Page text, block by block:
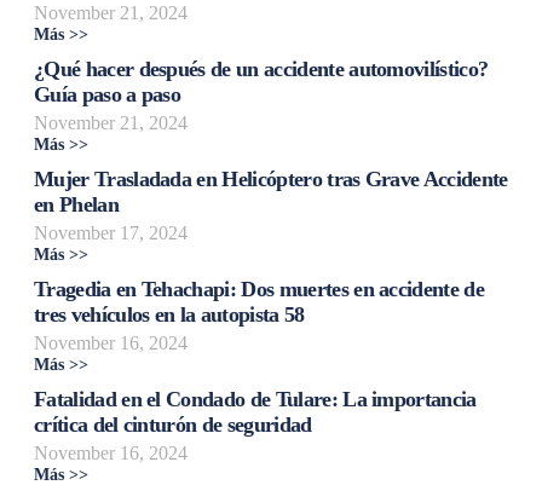
November 21, 2024
Más >>
¿Qué hacer después de un accidente automovilístico?
Guía paso a paso
November 21, 2024
Más >>
Mujer Trasladada en Helicóptero tras Grave Accidente
en Phelan
November 17, 2024
Más >>
Tragedia en Tehachapi: Dos muertes en accidente de
tres vehículos en la autopista 58
November 16, 2024
Más >>
Fatalidad en el Condado de Tulare: La importancia
crítica del cinturón de seguridad
November 16, 2024
Más >>